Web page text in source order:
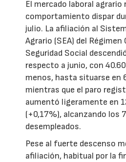
El mercado laboral
comportamiento dispar
julio. La afiliación al
Agrario (SEA) del Régimen
Seguridad Social
respecto a junio, con
menos, hasta situarse en
mientras que el paro
aumentó ligeramente en
(+0,17%), alcanzando los
desempleados.
Pese al fuerte descenso
afiliación, habitual por la